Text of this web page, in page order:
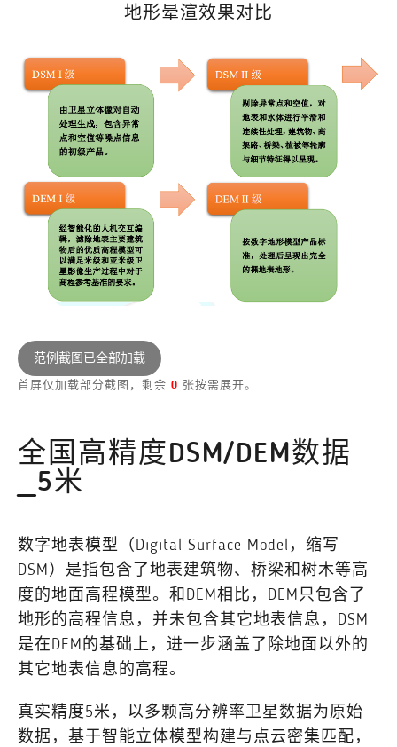
地形晕渲效果对比
范例截图已全部加载
首屏仅加载部分截图，剩余0 张按需展开。
全国高精度DSM/DEM数据
_5米
数字地表模型（Digital Surface Model，缩写
DSM）是指包含了地表建筑物、桥梁和树木等高
度的地面高程模型。和DEM相比，DEM只包含了
地形的高程信息，并未包含其它地表信息，DSM
是在DEM的基础上，进一步涵盖了除地面以外的
其它地表信息的高程。
真实精度5米，以多颗高分辨率卫星数据为原始
数据，基于智能立体模型构建与点云密集匹配，